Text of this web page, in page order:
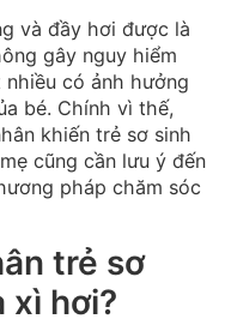
và đầy hơi được là
gây nguy hiểm
có ảnh hưởng
bé. Chính vì thế,
khiến trẻ sơ sinh
cũng cần lưu ý đến
pháp chăm sóc
trẻ sơ
xì hơi?